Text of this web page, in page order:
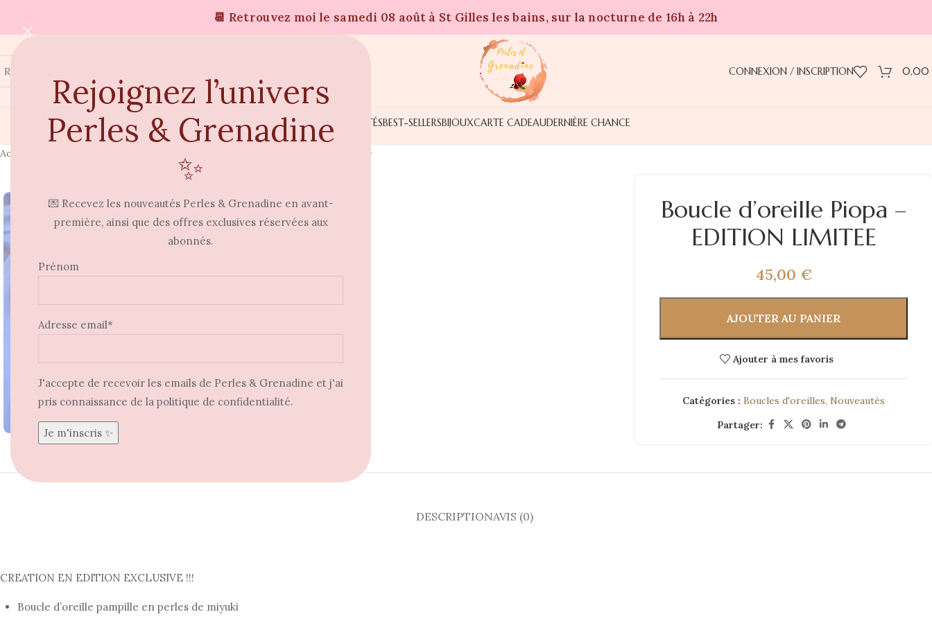
Rejoignez l’univers
Perles & Grenadine
✨
💌 Recevez les nouveautés Perles & Grenadine en avant-
première, ainsi que des offres exclusives réservées aux
abonnés.
Prénom
Adresse email*
J'accepte de recevoir les emails de Perles & Grenadine et j'ai
pris connaissance de la politique de confidentialité.
📆 Retrouvez moi le samedi 08 août à St Gilles les bains, sur la nocturne de 16h à 22h
CONNEXION / INSCRIPTION 0,00
NOUVEAUTÉSBEST-SELLERSBIJOUXCARTE CADEAUDERNIÈRE CHANCE
Accueil
Agrandir
Boucle d’oreille Piopa –
EDITION LIMITEE
45,00 €
AJOUTER AU PANIER
Ajouter à mes favoris
Catégories : Boucles d'oreilles, Nouveautés
Partager:
DESCRIPTIONAVIS (0)
CREATION EN EDITION EXCLUSIVE !!!
Boucle d’oreille pampille en perles de miyuki